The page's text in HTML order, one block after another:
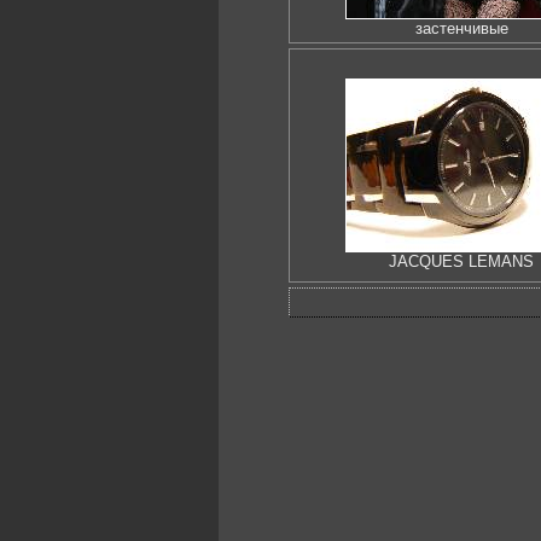
застенчивые
JACQUES LEMANS